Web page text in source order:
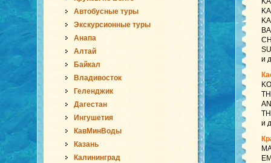
Автобусные туры
Экскурсионные туры
Анапа
Алтай
Байкал
Владивосток
Геленджик
Дагестан
Ингушетия
КавМинВоды
Казань
Калининград
и
и